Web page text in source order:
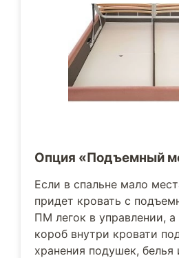
Опция «Подъемный
Если в спальне мало
придет кровать с
ПМ легок в управлении,
короб внутри кровати
хранения подушек,